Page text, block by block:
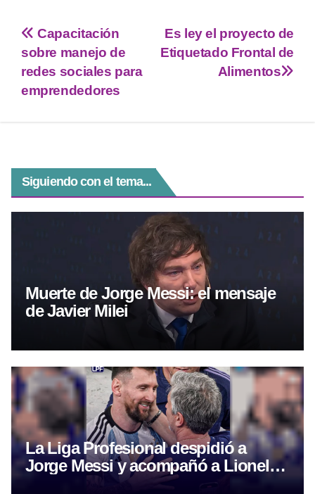
tt
er
at
s
A
p
e
gr
a
m
n
c
e
Es ley el proyecto de
Etiquetado Frontal de
Alimentos
Capacitación
sobre manejo de
redes sociales para
emprendedores
Siguiendo con el tema...
Muerte de Jorge Messi: el mensaje
de Javier Milei
La Liga Profesional despidió a
Jorge Messi y acompañó a Lionel
tras la muerte de su padre